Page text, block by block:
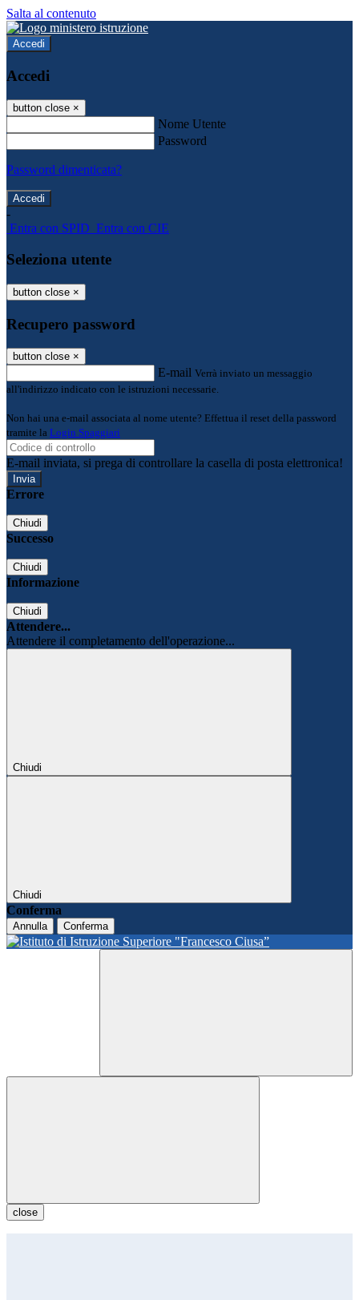
Salta al contenuto
Accedi
Accedi
button close ×
Nome Utente
Password
Password dimenticata?
-
Entra con SPID Entra con CIE
Seleziona utente
button close ×
Recupero password
button close ×
E-mail Verrà inviato un messaggio
all'indirizzo indicato con le istruzioni necessarie.
Non hai una e-mail associata al nome utente? Effettua il reset della password
tramite la Login Spaggiari
E-mail inviata, si prega di controllare la casella di posta elettronica!
Errore
Chiudi
Successo
Chiudi
Informazione
Chiudi
Attendere...
Attendere il completamento dell'operazione...
Chiudi
Chiudi
Conferma
Annulla Conferma
close